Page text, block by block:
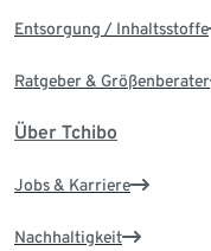
Entsorgung / Inhaltsstoffe
Ratgeber & Größenberater
Über Tchibo
Jobs & Karriere
Nachhaltigkeit